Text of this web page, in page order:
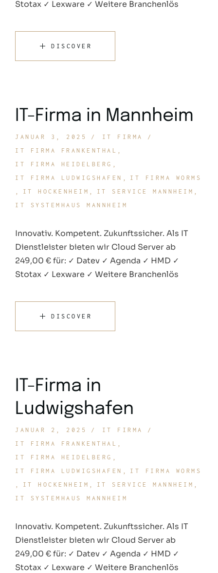
Stotax ✓ Lexware ✓ Weitere Branchenlös
DISCOVER
IT-Firma in Mannheim
JANUAR 3, 2025
IT FIRMA
IT FIRMA FRANKENTHAL
IT FIRMA HEIDELBERG
IT FIRMA LUDWIGSHAFEN
IT FIRMA WORMS
IT HOCKENHEIM
IT SERVICE MANNHEIM
IT SYSTEMHAUS MANNHEIM
Innovativ. Kompetent. Zukunftssicher. Als IT
Dienstleister bieten wir Cloud Server ab
249,00 € für: ✓ Datev ✓ Agenda ✓ HMD ✓
Stotax ✓ Lexware ✓ Weitere Branchenlös
DISCOVER
IT-Firma in
Ludwigshafen
JANUAR 2, 2025
IT FIRMA
IT FIRMA FRANKENTHAL
IT FIRMA HEIDELBERG
IT FIRMA LUDWIGSHAFEN
IT FIRMA WORMS
IT HOCKENHEIM
IT SERVICE MANNHEIM
IT SYSTEMHAUS MANNHEIM
Innovativ. Kompetent. Zukunftssicher. Als IT
Dienstleister bieten wir Cloud Server ab
249,00 € für: ✓ Datev ✓ Agenda ✓ HMD ✓
Stotax ✓ Lexware ✓ Weitere Branchenlös